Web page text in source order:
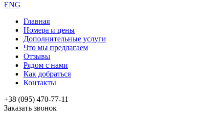
ENG
Главная
Номера и цены
Дополнительные услуги
Что мы предлагаем
Отзывы
Рядом с нами
Как добраться
Контакты
+38 (095) 470-77-11
Заказать звонок